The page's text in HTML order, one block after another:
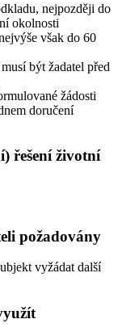
nejpozději do
okolnosti
však do 60
být žadatel před
žádosti
doručení
řešení životní
požadovány
vyžádat další